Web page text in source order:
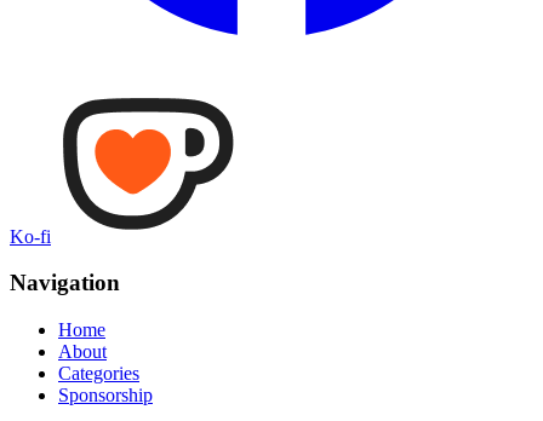
Ko-fi
Navigation
Home
About
Categories
Sponsorship